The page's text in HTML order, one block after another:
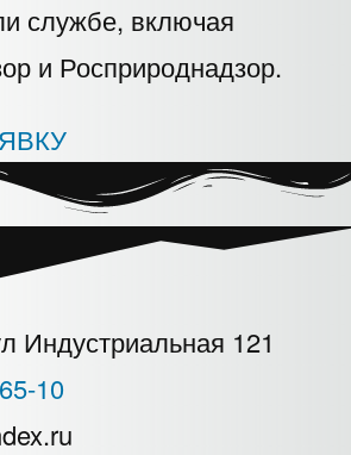
службе, включая
и Росприроднадзор.
Индустриальная 121
10